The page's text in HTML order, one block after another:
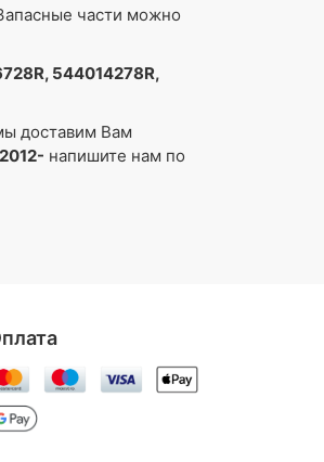
части можно
544014278R,
доставим Вам
напишите нам по